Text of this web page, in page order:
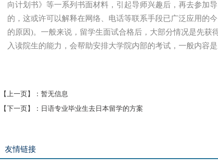
向计划书》等一系列书面材料，引起导师兴趣后，再去参加
的，这或许可以解释在网络、电话等联系手段已广泛应用的
的原因)。一般来说，留学生面试合格后，大部分情况是先
入读院生的能力，会帮助安排大学院内部的考试，一般内容
【上一页】： 暂无信息
【下一页】： 日语专业毕业生去日本留学的方案
友情链接